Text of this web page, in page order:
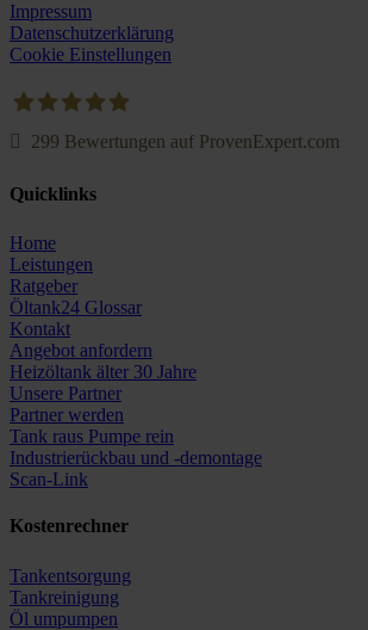
Impressum
Datenschutzerklärung
Cookie Einstellungen
299 Bewertungen auf ProvenExpert.com
Quicklinks
Home
Leistungen
Ratgeber
Öltank24 Glossar
Kontakt
Angebot anfordern
Heizöltank älter 30 Jahre
Unsere Partner
Partner werden
Tank raus Pumpe rein
Industrierückbau und -demontage
Scan-Link
Kostenrechner
Tankentsorgung
Tankreinigung
Öl umpumpen